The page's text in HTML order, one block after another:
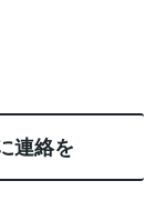
連絡を